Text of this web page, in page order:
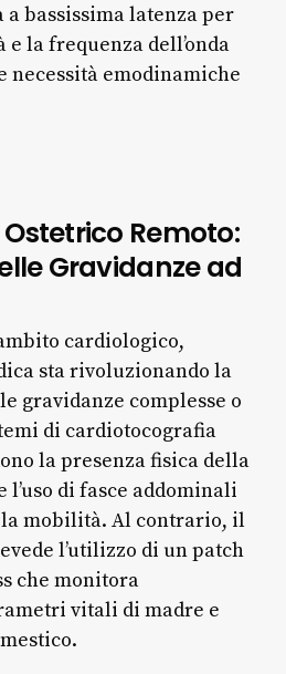
a bassissima latenza per
la frequenza dell’onda
necessità emodinamiche
Remoto:
Gravidanze ad
cardiologico,
sta rivoluzionando la
gravidanze complesse o
di cardiotocografia
la presenza fisica della
di fasce addominali
mobilità. Al contrario, il
l’utilizzo di un patch
che monitora
vitali di madre e